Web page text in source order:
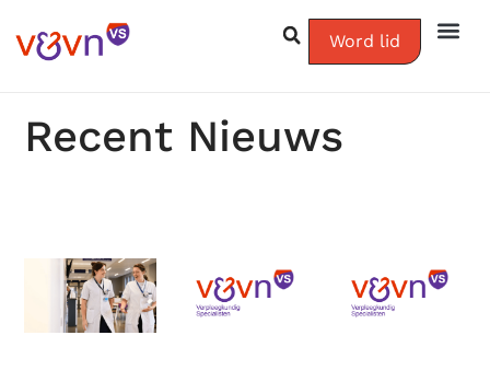
Word lid
Recent Nieuws